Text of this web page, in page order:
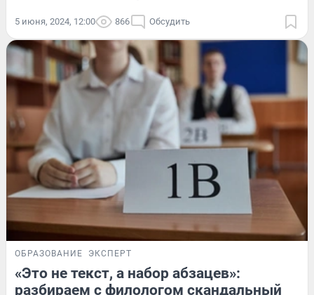
5 июня, 2024, 12:00 866 Обсудить
ОБРАЗОВАНИЕ ЭКСПЕРТ
«Это не текст, а набор абзацев»:
разбираем с филологом скандальный